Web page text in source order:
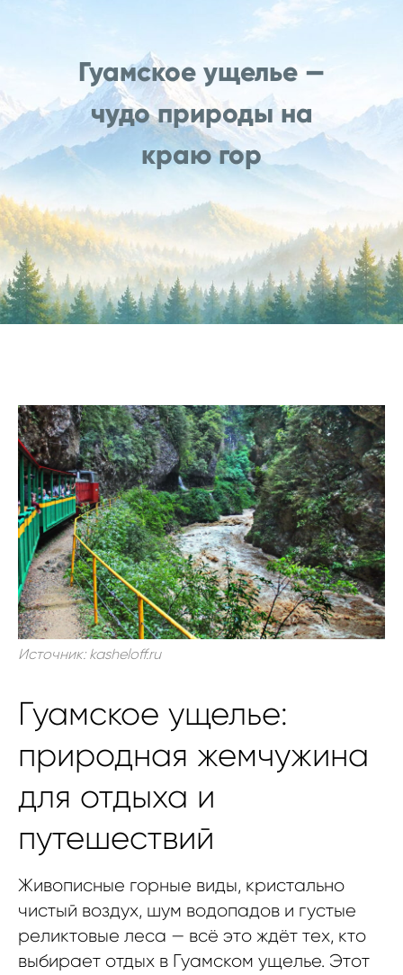
Гуамское ущелье —
чудо природы на
краю гор
Источник: kasheloff.ru
Гуамское ущелье:
природная жемчужина
для отдыха и
путешествий
Живописные горные виды, кристально
чистый воздух, шум водопадов и густые
реликтовые леса — всё это ждёт тех, кто
выбирает отдых в Гуамском ущелье. Этот